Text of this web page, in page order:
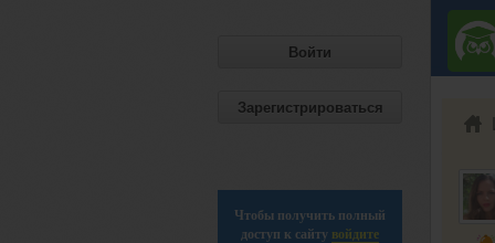
Войти
Зарегистрироваться
Чтобы получить полный
доступ к сайту войдите